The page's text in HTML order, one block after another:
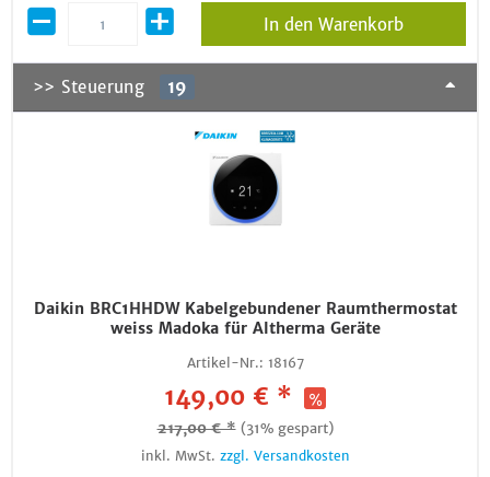
In den Warenkorb
>> Steuerung 19
Daikin BRC1HHDW Kabelgebundener Raumthermostat
weiss Madoka für Altherma Geräte
Artikel-Nr.: 18167
149,00 € *
217,00 € * (31% gespart)
inkl. MwSt. zzgl. Versandkosten